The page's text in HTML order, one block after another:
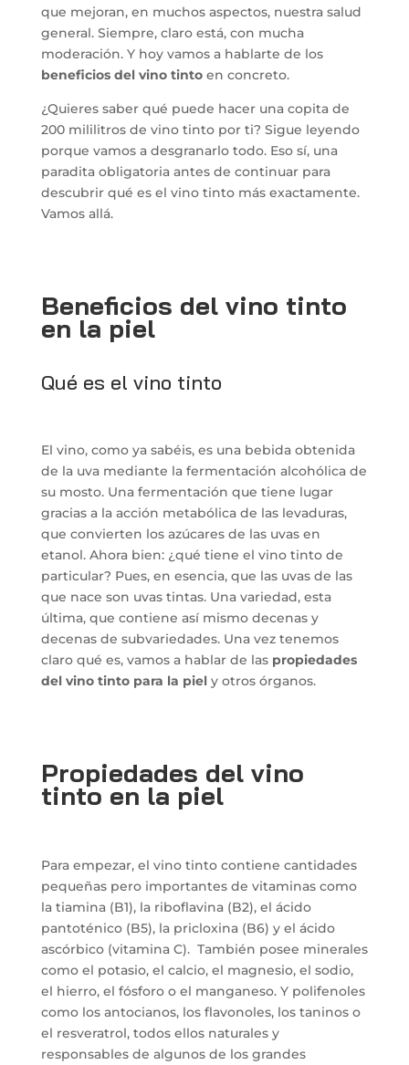
que mejoran, en muchos aspectos, nuestra salud
general. Siempre, claro está, con mucha
moderación. Y hoy vamos a hablarte de los
beneficios del vino tintoen concreto.
¿Quieres saber qué puede hacer una copita de
200 mililitros de vino tinto por ti? Sigue leyendo
porque vamos a desgranarlo todo. Eso sí, una
paradita obligatoria antes de continuar para
descubrir qué es el vino tinto más exactamente.
Vamos allá.
Beneficios del vino tinto
en la piel
Qué es el vino tinto
El vino, como ya sabéis, es una bebida obtenida
de la uva mediante la fermentación alcohólica de
su mosto. Una fermentación que tiene lugar
gracias a la acción metabólica de las levaduras,
que convierten los azúcares de las uvas en
etanol. Ahora bien: ¿qué tiene el vino tinto de
particular? Pues, en esencia, que las uvas de las
que nace son uvas tintas. Una variedad, esta
última, que contiene así mismo decenas y
decenas de subvariedades. Una vez tenemos
claro qué es, vamos a hablar de las propiedades
del vino tinto para la piely otros órganos.
Propiedades del vino
tinto en la piel
Para empezar, el vino tinto contiene cantidades
pequeñas pero importantes de vitaminas como
la tiamina (B1), la riboflavina (B2), el ácido
pantoténico (B5), la pricloxina (B6) y el ácido
ascórbico (vitamina C). También posee minerales
como el potasio, el calcio, el magnesio, el sodio,
el hierro, el fósforo o el manganeso. Y polifenoles
como los antocianos, los flavonoles, los taninos o
el resveratrol, todos ellos naturales y
responsables de algunos de los grandes